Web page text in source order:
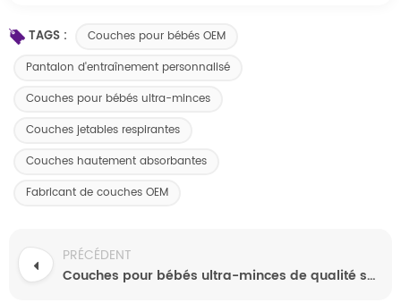
TAGS :
Couches pour bébés OEM
Pantalon d'entraînement personnalisé
Couches pour bébés ultra-minces
Couches jetables respirantes
Couches hautement absorbantes
Fabricant de couches OEM
PRÉCÉDENT
Couches pour bébés ultra-minces de qualité supérieure, directement du fabricant. Sèches et respirantes pour un confort optimal.